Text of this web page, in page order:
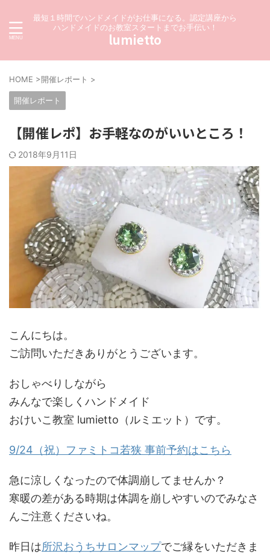
最短１時間でハンドメイドがお仕事になる。認定講座から
ハンドメイドのお教室スタートまでお手伝い！
lumietto
HOME >開催レポート >
開催レポート
【開催レポ】お手軽なのがいいところ！
2018年9月11日
こんにちは。
ご訪問いただきありがとうございます。
おしゃべりしながら
みんなで楽しくハンドメイド
おけいこ教室 lumietto（ルミエット）です。
9/24 （祝）ファミトコ若狭 事前予約はこちら
急に涼しくなったので体調崩してませんか？
寒暖の差がある時期は体調を崩しやすいのでみなさ
んご注意くださいね。
昨日は所沢おうちサロンマップでご縁をいただきま